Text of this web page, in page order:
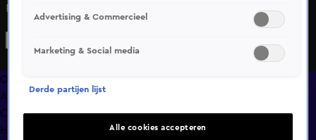
perfecte plaatje. Maar is het een slecht teken als ze het
woord niet kent? Het cadeautje van Fabian is gelijk een
Melissa.
Overzicht
Afleveringen
Clips
Hoe is het nu met?
Advertising & Commercieel
Marketing & Social media
Derde partijen lijst
Alle cookies accepteren